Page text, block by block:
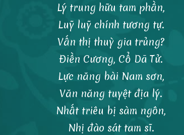
Lý trung hữu tam phần,
Luỹ luỹ chính tương tự.
Vấn thị thuỳ gia trủng?
Điền Cương, Cổ Dã Tử.
Lực năng bài Nam sơn,
Văn năng tuyệt địa lý.
Nhất triêu bị sàm ngôn,
Nhị đào sát tam sĩ.